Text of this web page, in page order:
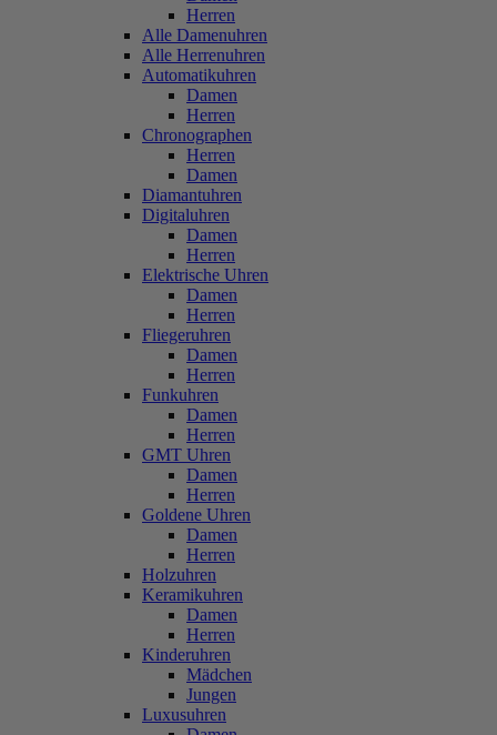
Herren
Alle Damenuhren
Alle Herrenuhren
Automatikuhren
Damen
Herren
Chronographen
Herren
Damen
Diamantuhren
Digitaluhren
Damen
Herren
Elektrische Uhren
Damen
Herren
Fliegeruhren
Damen
Herren
Funkuhren
Damen
Herren
GMT Uhren
Damen
Herren
Goldene Uhren
Damen
Herren
Holzuhren
Keramikuhren
Damen
Herren
Kinderuhren
Mädchen
Jungen
Luxusuhren